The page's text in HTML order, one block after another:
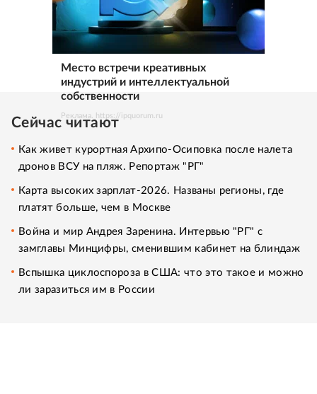
Место встречи креативных
индустрий и интеллектуальной
собственности
Реклама. https://ipquorum.ru
Сейчас читают
Как живет курортная Архипо-Осиповка после налета
дронов ВСУ на пляж. Репортаж "РГ"
Карта высоких зарплат-2026. Названы регионы, где
платят больше, чем в Москве
Война и мир Андрея Заренина. Интервью "РГ" с
замглавы Минцифры, сменившим кабинет на блиндаж
Вспышка циклоспороза в США: что это такое и можно
ли заразиться им в России